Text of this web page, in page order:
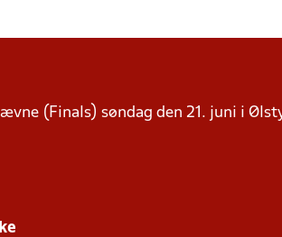
(Finals) søndag den 21. juni i